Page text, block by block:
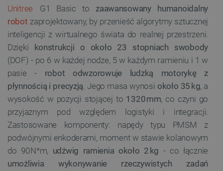
Unitree G1 Basic tozaawansowany humanoidalny
robot zaprojektowany, by przenieść algorytmy sztucznej
inteligencji z wirtualnego świata do realnej przestrzeni.
Dzięki
konstrukcji o około 23 stopniach swobody
(DOF) - po 6 w każdej nodze, 5 w każdym ramieniu i 1 w
pasie - robot odwzorowuje ludzką motorykę z
płynnością i precyzją. Jego masa wynosi około 35 kg, a
wysokość w pozycji stojącej to 1320 mm, co czyni go
przyjaznym pod względem logistyki i integracji.
Zastosowane komponenty: napędy typu PMSM z
podwójnymi enkoderami, moment w stawie kolanowym
do 90 N*m, udźwig ramienia około 2 kg - co łącznie
umożliwia wykonywanie rzeczywistych zadań